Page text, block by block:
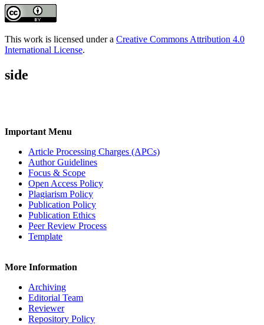
This work is licensed under a Creative Commons Attribution 4.0
International License.
side
Important Menu
Article Processing Charges (APCs)
Author Guidelines
Focus & Scope
Open Access Policy
Plagiarism Policy
Publication Policy
Publication Ethics
Peer Review Process
Template
More Information
Archiving
Editorial Team
Reviewer
Repository Policy